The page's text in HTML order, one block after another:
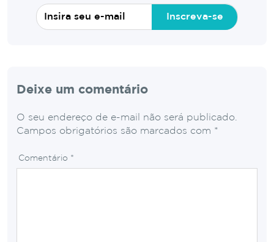
Inscreva-se
Deixe um comentário
O seu endereço de e-mail não será publicado.
Campos obrigatórios são marcados com *
Comentário *